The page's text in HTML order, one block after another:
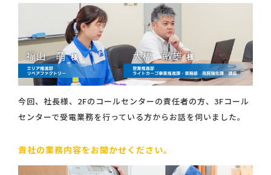
今回、社長様、2Fのコールセンターの責任者の方、3Fコール
センターで受電業務を行っている方からお話を伺いました。
貴社の業務内容をお聞かせください。